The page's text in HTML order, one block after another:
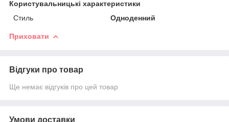
Користувальницькі характеристики
Стиль
Одноденний
Приховати
Відгуки про товар
Ще немає відгуків про цей товар
Умови доставки